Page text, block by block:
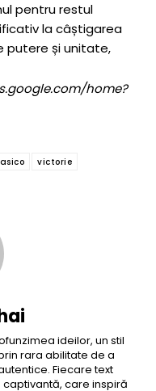
pentru restul
la câștigarea
putere și unitate,
home?
victorie
ideilor, un stil
rara abilitate de a
Fiecare text
care inspiră